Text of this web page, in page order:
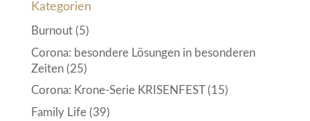
Kategorien
Burnout(5)
Corona: besondere Lösungen in besonderen
Zeiten(25)
Corona: Krone-Serie KRISENFEST(15)
Family Life(39)